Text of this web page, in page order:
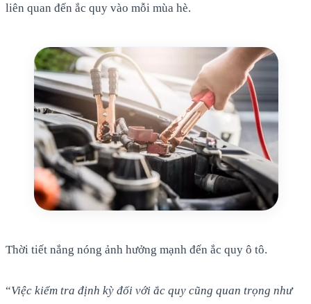
liên quan đến ắc quy vào mỗi mùa hè.
Thời tiết nắng nóng ảnh hưởng mạnh đến ắc quy ô tô.
“Việc kiểm tra định kỳ đối với ắc quy cũng quan trọng như